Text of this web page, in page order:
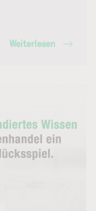
Weiterlesen